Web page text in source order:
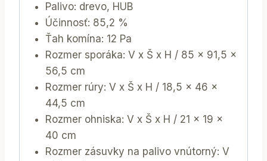
Palivo: drevo, HUB
Účinnosť: 85,2 %
Ťah komína: 12 Pa
Rozmer sporáka: V x Š x H / 85 x 91,5 x
56,5 cm
Rozmer rúry: V x Š x H / 18,5 x 46 x
44,5 cm
Rozmer ohniska: V x Š x H / 21 x 19 x
40 cm
Rozmer zásuvky na palivo vnútorný: V